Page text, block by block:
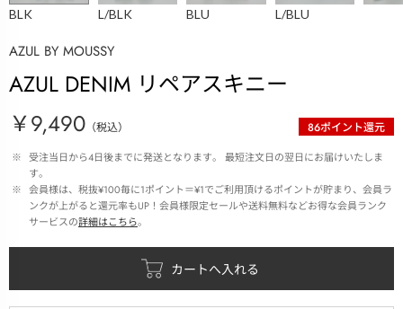
BLK L/BLK BLU L/BLU
AZUL BY MOUSSY
AZUL DENIM リペアスキニー
￥9,490 （税込） 86ポイント還元
※ 受注当日から4日後までに発送となります。 最短注文日の翌日にお届けいたしま
す。
※ 会員様は、税抜¥100毎に1ポイント＝¥1でご利用頂けるポイントが貯まり、会員ラ
ンクが上がると還元率もUP！会員様限定セールや送料無料などお得な会員ランク
サービスの詳細はこちら。